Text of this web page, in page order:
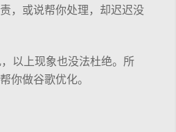
，或说帮你处理，却迟迟没
以上现象也没法杜绝。所
你做谷歌优化。